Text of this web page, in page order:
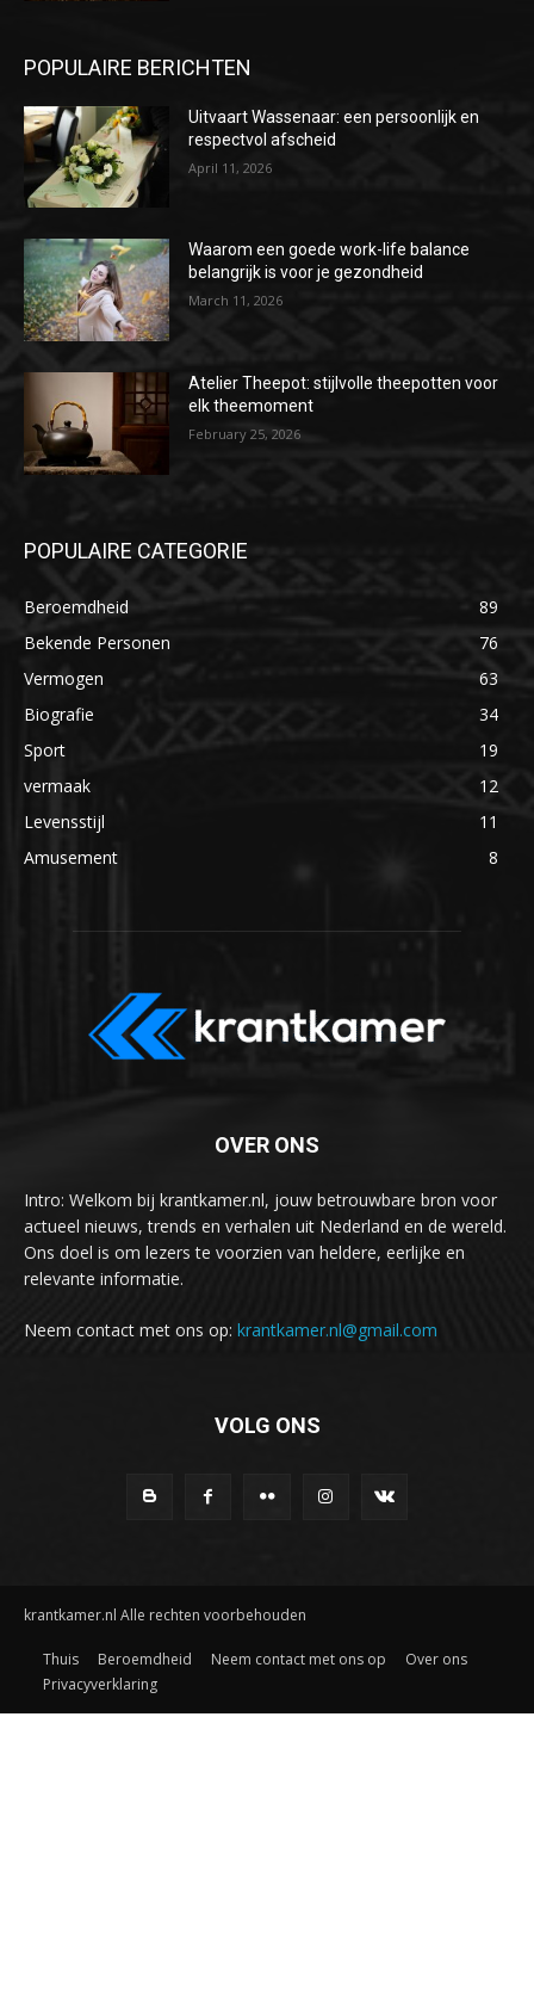
POPULAIRE BERICHTEN
Uitvaart Wassenaar: een persoonlijk en
respectvol afscheid
April 11, 2026
Waarom een goede work-life balance
belangrijk is voor je gezondheid
March 11, 2026
Atelier Theepot: stijlvolle theepotten voor
elk theemoment
February 25, 2026
POPULAIRE CATEGORIE
Beroemdheid
89
Bekende Personen
76
Vermogen
63
Biografie
34
Sport
19
vermaak
12
Levensstijl
11
Amusement
8
OVER ONS
Intro: Welkom bij krantkamer.nl, jouw betrouwbare bron voor
actueel nieuws, trends en verhalen uit Nederland en de wereld.
Ons doel is om lezers te voorzien van heldere, eerlijke en
relevante informatie.
Neem contact met ons op: krantkamer.nl@gmail.com
VOLG ONS
krantkamer.nl Alle rechten voorbehouden
Thuis Beroemdheid Neem contact met ons op
Over ons
Privacyverklaring